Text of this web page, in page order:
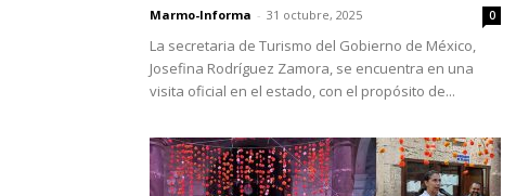
Marmo-Informa - 31 octubre, 2025 0
La secretaria de Turismo del Gobierno de México,
Josefina Rodríguez Zamora, se encuentra en una
visita oficial en el estado, con el propósito de...